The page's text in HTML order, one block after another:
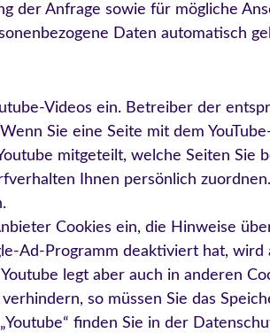
der Anfrage sowie für mögliche
Daten automatisch
Videos ein. Betreiber der
Sie eine Seite mit dem
mitgeteilt, welche Seiten Sie
Ihnen persönlich
Cookies ein, die Hinweise
Ad-Programm deaktiviert hat, wird
legt aber auch in anderen
so müssen Sie das
finden Sie in der